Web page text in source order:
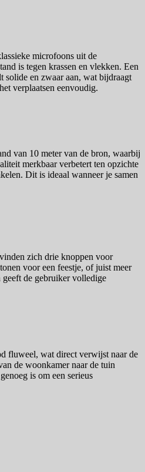
microfoons uit de
is tegen krassen en vlekken. Een
solide en zwaar aan, wat bijdraagt
verplaatsen eenvoudig.
van 10 meter van de bron, waarbij
merkbaar verbetert ten opzichte
Dit is ideaal wanneer je samen
zich drie knoppen voor
voor een feestje, of juist meer
geeft de gebruiker volledige
fluweel, wat direct verwijst naar de
de woonkamer naar de tuin
is om een serieus